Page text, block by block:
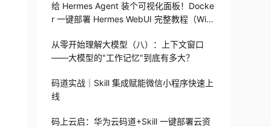
给 Hermes Agent 装个可视化面板！Docke
r 一键部署 Hermes WebUI 完整教程（Win
从零开始理解大模型（八）：上下文窗口
——大模型的"工作记忆"到底有多大？
码道实战｜Skill 集成赋能微信小程序快速上
线
码上云启：华为云码道+Skill 一键部署云资